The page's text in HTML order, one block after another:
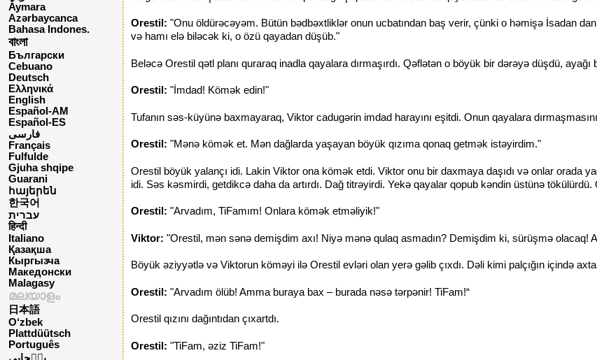
Aymara
Azərbaycanca
Bahasa Indones.
বাংলা
Български
Cebuano
Deutsch
Ελληνικά
English
Español-AM
Español-ES
فارسی
Français
Fulfulde
Gjuha shqipe
Guarani
հայերեն
한국어
עברית
हिन्दी
Italiano
Қазақша
Кыргызча
Македонски
Malagasy
മലയാളം
日本語
O‘zbek
Plattdüütsch
Português
Orestil: "Onu öldürəcəyəm. Bütün bədbəxtliklər onun ucbatından baş verir, çünki o həmişə İsadan
və hamı elə biləcək ki, o özü qayadan düşüb."
Beləcə Orestil qətl planı quraraq inadla qayalara dırmaşırdı. Qəflətən o böyük bir dərəyə düşdü,
Orestil: "İmdad! Kömək edin!"
Tufanın səs-küyünə baxmayaraq, Viktor cadugərin imdad harayını eşitdi. Onun qayalara
Orestil: "Mənə kömək et. Mən dağlarda yaşayan böyük qızıma qonaq getmək istəyirdim."
Orestil böyük yalançı idi. Lakin Viktor ona kömək etdi. Viktor onu bir daxmaya daşıdı və onlar orada
idi. Səs kəsmirdi, getdikcə daha da artırdı. Dağ titrəyirdi. Yekə qayalar qopub kəndin üstünə tökülürdü.
Orestil: "Arvadım, TiFamım! Onlara kömək etməliyik!"
Viktor: "Orestil, mən sənə demişdim axı! Niyə mənə qulaq asmadın? Demişdim ki, sürüşmə olacaq!
Böyük əziyyətlə və Viktorun köməyi ilə Orestil evləri olan yerə gəlib çıxdı. Dəli kimi palçığın içində
Orestil: "Arvadım ölüb! Amma buraya bax – burada nəsə tərpənir! TiFam!“
Orestil qızını dağıntıdan çıxartdı.
Orestil: "TiFam, əziz TiFam!"